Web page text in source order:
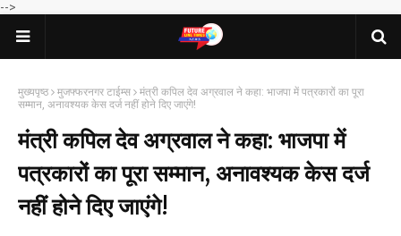
-->
मुख्यपृष्ठ मुजफ्फरनगर टाईम्स
मंत्री कपिल देव अग्रवाल ने कहा: भाजपा में पत्रकारों का पूरा
सम्मान, अनावश्यक केस दर्ज नहीं होने दिए जाएंगे!
मंत्री कपिल देव अग्रवाल ने कहा: भाजपा में
पत्रकारों का पूरा सम्मान, अनावश्यक केस दर्ज
नहीं होने दिए जाएंगे!